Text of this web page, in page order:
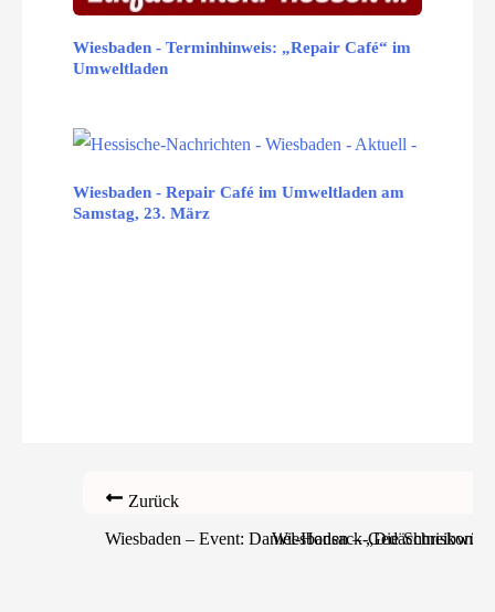
Wiesbaden - Terminhinweis: „Repair Café“ im
Umweltladen
Wiesbaden - Repair Café im Umweltladen am
Samstag, 23. März
Zurück
Wiesbaden – Event: Daniel-Honsack-
Wiesbaden – „Die